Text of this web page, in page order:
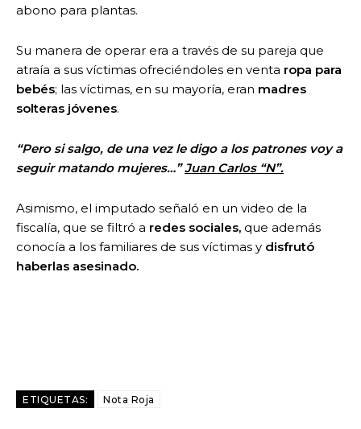
abono para plantas.
Su manera de operar era a través de su pareja que
atraía a sus víctimas ofreciéndoles en venta ropa para
bebés; las víctimas, en su mayoría, eran madres
solteras jóvenes.
“Pero si salgo, de una vez le digo a los patrones voy a
seguir matando mujeres…”Juan Carlos “N”.
Asimismo, el imputado señaló en un video de la
fiscalía, que se filtró a redes sociales, que además
conocía a los familiares de sus víctimas y disfrutó
haberlas asesinado.
ETIQUETAS: Nota Roja